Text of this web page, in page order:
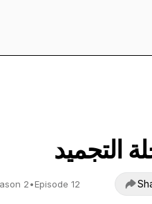
التجميد
2•Episode 12